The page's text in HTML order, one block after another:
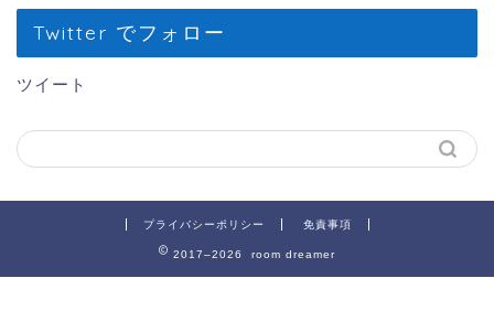
Twitter でフォロー
ツイート
プライバシーポリシー 免責事項
2017–2026 room dreamer